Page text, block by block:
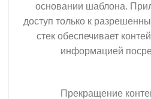
основании шаблона.
доступ только к
стек обеспечивает
информацией
Прекращение